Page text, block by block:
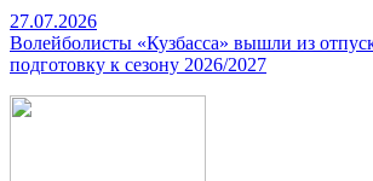
27.07.2026
Волейболисты «Кузбасса» вышли из
подготовку к сезону 2026/2027